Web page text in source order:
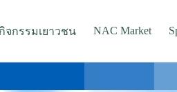
กิจกรรมเยาวชน NAC Market